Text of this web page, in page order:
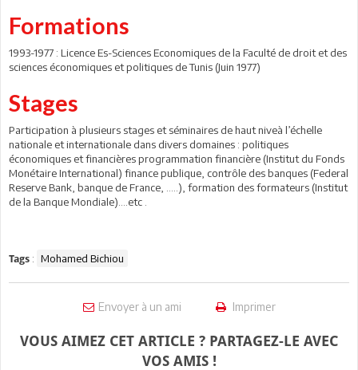
Formations
1993-1977 : Licence Es-Sciences Economiques de la Faculté de droit et des
sciences économiques et politiques de Tunis (Juin 1977)
Stages
Participation à plusieurs stages et séminaires de haut niveà l’échelle
nationale et internationale dans divers domaines : politiques
économiques et financières programmation financière (Institut du Fonds
Monétaire International) finance publique, contrôle des banques (Federal
Reserve Bank, banque de France, …..), formation des formateurs (Institut
de la Banque Mondiale)….etc .
Tags : Mohamed Bichiou
Envoyer à un ami Imprimer
VOUS AIMEZ CET ARTICLE ? PARTAGEZ-LE AVEC
VOS AMIS !